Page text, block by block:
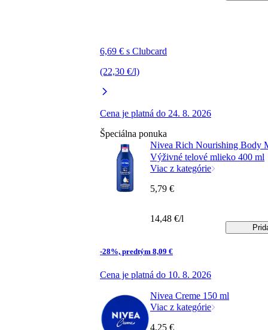
6,69 € s Clubcard
(22,30 €/l)
Cena je platná do 24. 8. 2026
Špeciálna ponuka
Nivea Rich Nourishing Body
Výživné telové mlieko 400 ml
Viac z kategórie
-28%, predtým 8,09 €
Cena je platná do 10. 8. 2026
5,79 €
14,48 €/l
Nivea Creme 150 ml
Viac z kategórie
4,25 €